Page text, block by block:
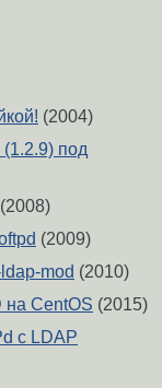
(2004)
под
(2008)
(2009)
mod (2010)
на CentOS (2015)
с LDAP